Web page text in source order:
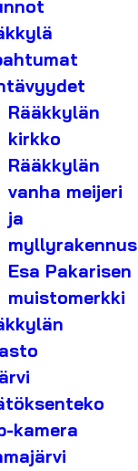
Rääkkylän
kirkko
Rääkkylän
vanha meijeri
ja
myllyrakennus
Esa Pakarisen
muistomerkki
kamera